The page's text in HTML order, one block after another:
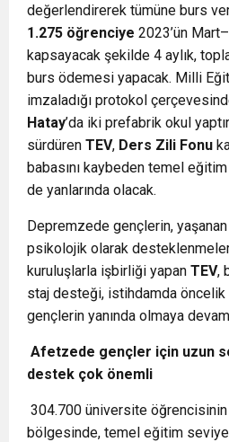
değerlendirerek tümüne burs
1.275 öğrenciye 2023’ün
kapsayacak şekilde 4 aylık,
burs ödemesi yapacak. Milli
imzaladığı protokol
Hatay’da iki prefabrik okul
sürdüren TEV, Ders Zili Fonu
babasını kaybeden temel
de yanlarında olacak.
Depremzede gençlerin, yaşanan
psikolojik olarak
kuruluşlarla işbirliği yapan TEV,
staj desteği, istihdamda öncelik
gençlerin yanında olmaya
Afetzede gençler için uzun
destek çok önemli
304.700 üniversite
bölgesinde, temel eğitim